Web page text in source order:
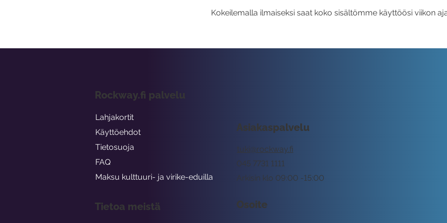
Kokeilemalla ilmaiseksi saat koko sisältömme käyttöösi viikon
Asiakaspalvelu
tuki@rockway.fi
Arkisin klo 09:00 -15:00
045 7731 1111
Osoite
Rockway.fi palvelu
Lahjakortit
Käyttöehdot
Tietosuoja
FAQ
Maksu kulttuuri- ja virike-eduilla
Tietoa meistä